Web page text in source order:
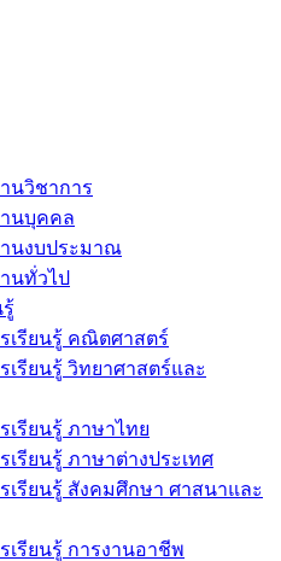
นวิชาการ
นบุคคล
นงบประมาณ
นทั่วไป
เรียนรู้ คณิตศาสตร์
เรียนรู้ วิทยาศาสตร์และ
เรียนรู้ ภาษาไทย
เรียนรู้ ภาษาต่างประเทศ
เรียนรู้ สังคมศึกษา ศาสนาและ
เรียนรู้ การงานอาชีพ